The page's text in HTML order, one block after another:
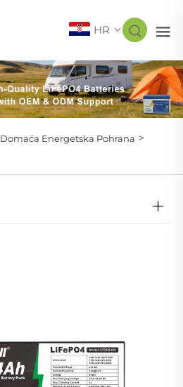
HR
Domaća Energetska Pohrana >